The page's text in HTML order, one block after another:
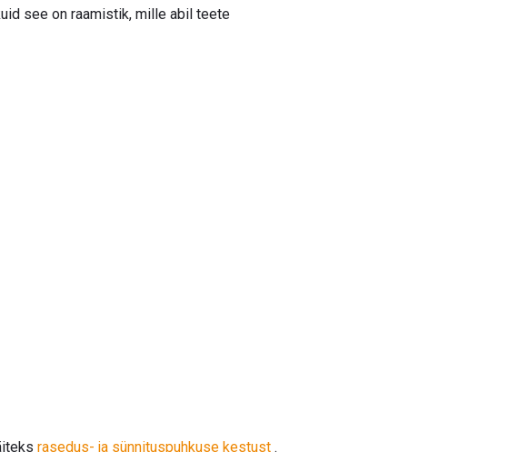
see on raamistik, mille abil teete
rasedus- ja sünnituspuhkuse kestust .